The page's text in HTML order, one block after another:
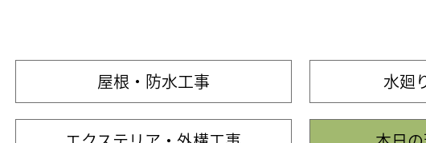
屋根・防水工事 水廻